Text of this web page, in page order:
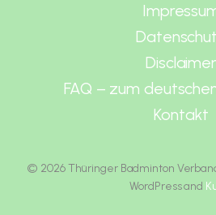
Disclaimer
FAQ – zum
Kontakt
© 2026 Thüringer Badminton
WordPress and